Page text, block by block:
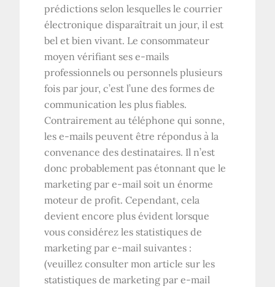
prédictions selon lesquelles le courrier
électronique disparaîtrait un jour, il est
bel et bien vivant. Le consommateur
moyen vérifiant ses e-mails
professionnels ou personnels plusieurs
fois par jour, c’est l’une des formes de
communication les plus fiables.
Contrairement au téléphone qui sonne,
les e-mails peuvent être répondus à la
convenance des destinataires. Il n’est
donc probablement pas étonnant que le
marketing par e-mail soit un énorme
moteur de profit. Cependant, cela
devient encore plus évident lorsque
vous considérez les statistiques de
marketing par e-mail suivantes :
(veuillez consulter mon article sur les
statistiques de marketing par e-mail